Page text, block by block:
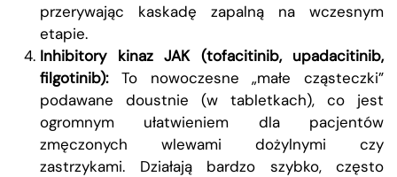
przerywając kaskadę zapalną na wczesnym
etapie.
Inhibitory kinaz JAK (tofacitinib, upadacitinib,
filgotinib):To nowoczesne „małe cząsteczki”
podawane doustnie (w tabletkach), co jest
ogromnym ułatwieniem dla pacjentów
zmęczonych wlewami dożylnymi czy
zastrzykami. Działają bardzo szybko, często